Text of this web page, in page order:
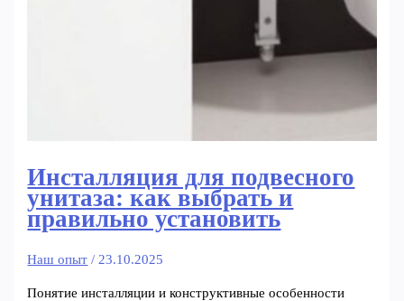
Инсталляция для подвесного
унитаза: как выбрать и
правильно установить
Наш опыт / 23.10.2025
Понятие инсталляции и конструктивные особенности